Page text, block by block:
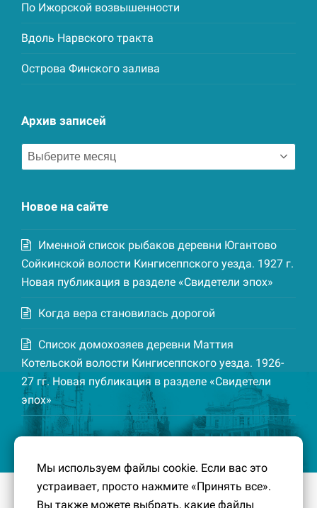
По Ижорской возвышенности
Вдоль Нарвского тракта
Острова Финского залива
Архив записей
Архив
записей
Новое на сайте
Именной список рыбаков деревни Югантово
Сойкинской волости Кингисеппского уезда. 1927 г.
Новая публикация в разделе «Свидетели эпох»
Когда вера становилась дорогой
Список домохозяев деревни Маттия
Котельской волости Кингисеппского уезда. 1926-
27 гг. Новая публикация в разделе «Свидетели
эпох»
© 2016-2026 Южный берег Финского залива
– Кусочек
Мы используем файлы cookie. Если вас это
устраивает, просто нажмите «Принять все».
Вы также можете выбрать, какие файлы